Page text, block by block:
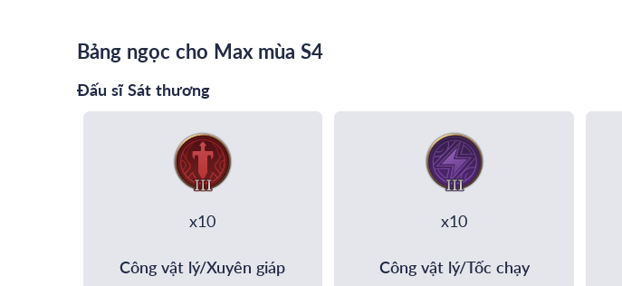
Bảng ngọc cho Max mùa S4
Đấu sĩ Sát thương
x10
Công vật lý/Xuyên giáp
x10
Công vật lý/Tốc chạy